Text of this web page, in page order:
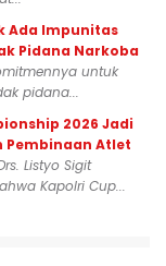
Ada Impunitas
Pidana Narkoba
untuk
pidana...
2026 Jadi
Pembinaan Atlet
Listyo Sigit
Kapolri Cup...